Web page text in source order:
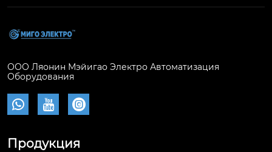
ООО Ляонин Мэйигао Электро Автоматизация
Оборудования
  
Продукция